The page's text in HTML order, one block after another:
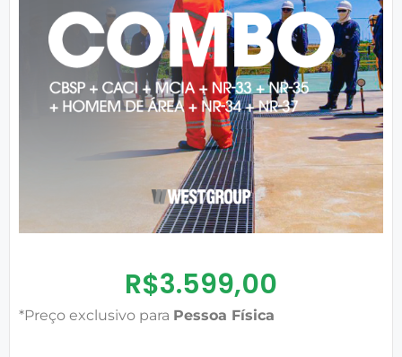
R$3.599,00
*Preço exclusivo para Pessoa Física